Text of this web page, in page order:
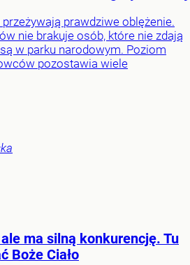
prawdziwe oblężenie.
nie brakuje osób, które nie zdają
w parku narodowym. Poziom
pozostawia wiele
ma silną konkurencję. Tu
Boże Ciało